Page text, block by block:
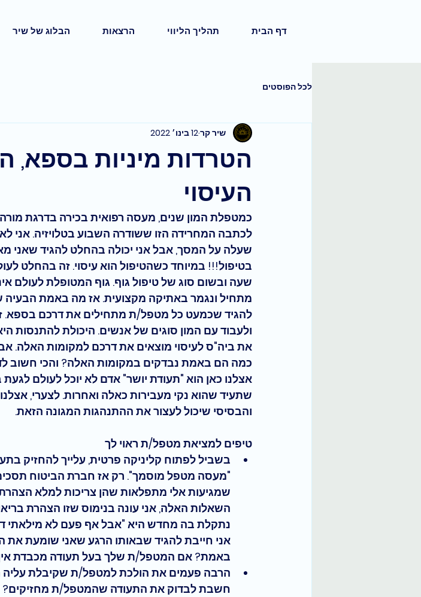
דף הבית תהליך הליווי הרצאות הבלוג של שיר
לכל הפוסטים
הטרדות מיניות בספא,
העיסוי
שיר קר12 בינו׳ 2022
כמטפלת המון שנים, מעסה רפואית בכירה בדרגת מורה
לכתבה המחרידה הזו ששודרה השבוע בטלויזיה. אני
שעלה על המסך, אבל אני יכולה בהחלט להגיד שאני
בטיפול!!! במיוחד כשהטיפול הוא עיסוי. זה בהחלט
שעה ובשום סוג של טיפול גוף. גוף המטופלת לעולם
מתחיל ונגמר באתיקה מקצועית. אז מה באמת הבעיה
להגיד שכמעט כל מטפל/ת מתחילים את דרכם בספא. זה
ולעבוד עם המון סוגים של אנשים. היכולת להתנסות
את ביה"ס לעיסוי מוצאים את דרכם למקומות האלה.
כמה הם באמת נבדקים במקומות האלה? והכי חשוב
אצלנו כאן הוא "תעודת יושר" אדם לא יוכל לעולם
שתעיד שהוא נקי מעבירות כאלה ואחרות. לצערי,
והבסיסי שיכול לעצור את ההתנהגות המגונה הזאת.
טיפים למציאת מטפל/ת ראוי לך
בשביל לפתוח קליניקה פרטית, עלייך להחזיק
"מעסה מטפל מוסמך". רק אז חברת הביטוח
שמגיעות אלי מתפלאות שהן צריכות למלא
השאלות האלה, אני עונה בנימוס שזו הצהרת
נתקלת בה מחדש היא "אבל אף פעם לא מילאתי
אני חייבת להגיד שבאותו הרגע שאני שומעת
באמת? אם המטפל/ת שלך בעל תעודה מכבדת אין
הרבה פעמים את הולכת למטפל/ת שקיבלת עליה
חשבת לבדוק את התעודה שהמטפל/ת מחזיקים?